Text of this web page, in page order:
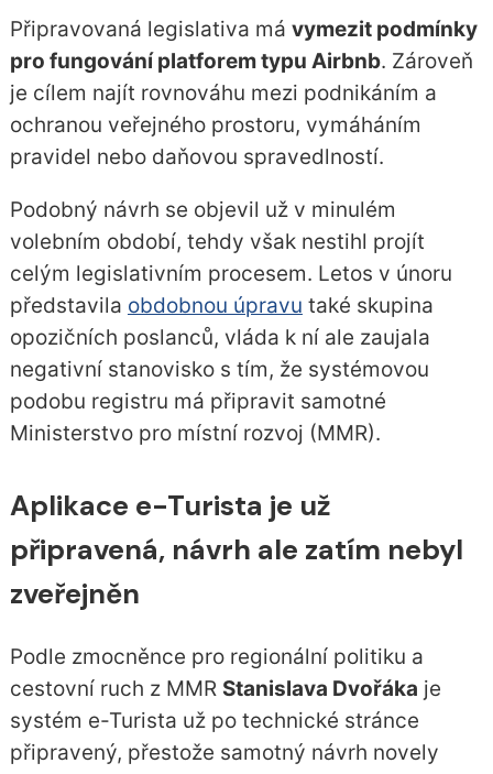
Připravovaná legislativa má vymezit podmínky
pro fungování platforem typu Airbnb. Zároveň
je cílem najít rovnováhu mezi podnikáním a
ochranou veřejného prostoru, vymáháním
pravidel nebo daňovou spravedlností.
Podobný návrh se objevil už v minulém
volebním období, tehdy však nestihl projít
celým legislativním procesem. Letos v únoru
představila obdobnou úpravu také skupina
opozičních poslanců, vláda k ní ale zaujala
negativní stanovisko s tím, že systémovou
podobu registru má připravit samotné
Ministerstvo pro místní rozvoj (MMR).
Aplikace e-Turista je už
připravená, návrh ale zatím nebyl
zveřejněn
Podle zmocněnce pro regionální politiku a
cestovní ruch z MMR Stanislava Dvořáka je
systém e-Turista už po technické stránce
připravený, přestože samotný návrh novely